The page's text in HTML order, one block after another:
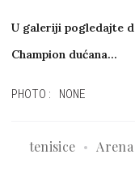
U galeriji pogledajte
Champion dućana...
PHOTO: NONE
tenisice Arena